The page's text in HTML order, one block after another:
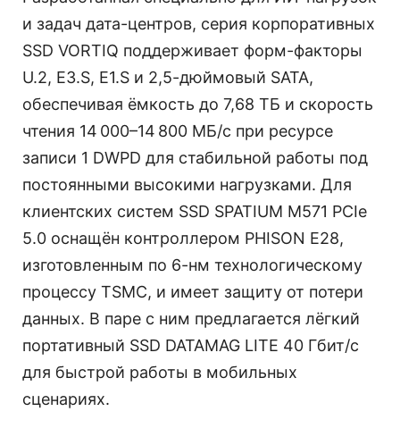
и задач дата-центров, серия корпоративных
SSD VORTIQ поддерживает форм-факторы
U.2, E3.S, E1.S и 2,5-дюймовый SATA,
обеспечивая ёмкость до 7,68 ТБ и скорость
чтения 14 000–14 800 МБ/с при ресурсе
записи 1 DWPD для стабильной работы под
постоянными высокими нагрузками. Для
клиентских систем SSD SPATIUM M571 PCIe
5.0 оснащён контроллером PHISON E28,
изготовленным по 6-нм технологическому
процессу TSMC, и имеет защиту от потери
данных. В паре с ним предлагается лёгкий
портативный SSD DATAMAG LITE 40 Гбит/с
для быстрой работы в мобильных
сценариях.